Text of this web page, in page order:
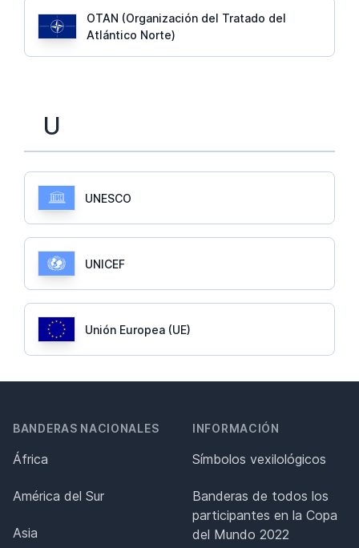
OTAN (Organización del Tratado del
Atlántico Norte)
U
UNESCO
UNICEF
Unión Europea (UE)
BANDERAS NACIONALES
África
América del Sur
Asia
INFORMACIÓN
Símbolos vexilológicos
Banderas de todos los
participantes en la Copa
del Mundo 2022